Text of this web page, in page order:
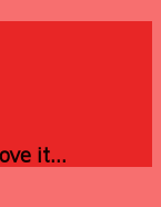
it...